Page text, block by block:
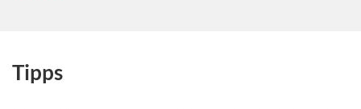
Tipps